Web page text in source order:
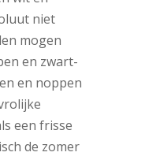
niet
mogen
en zwart-
en noppen
een frisse
de zomer